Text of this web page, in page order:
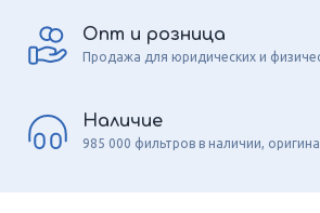
Опт и розница
Продажа для юридических и
Наличие
985 000 фильтров в наличии,